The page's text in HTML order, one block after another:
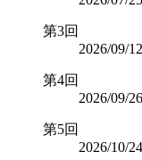
第3回
2026/09/12
第4回
2026/09/26
第5回
2026/10/24